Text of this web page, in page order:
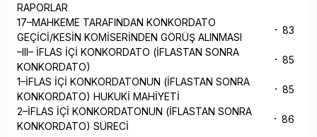
RAPORLAR
17–MAHKEME TARAFINDAN KONKORDATO
GEÇİCİ/KESİN KOMİSERİNDEN GÖRÜŞ ALINMASI
83
–III– İFLAS İÇİ KONKORDATO (İFLASTAN SONRA
KONKORDATO)
85
1–İFLAS İÇİ KONKORDATONUN (İFLASTAN SONRA
KONKORDATO) HUKUKİ MAHİYETİ
85
2–İFLAS İÇİ KONKORDATONUN (İFLASTAN SONRA
KONKORDATO) SÜRECİ
86